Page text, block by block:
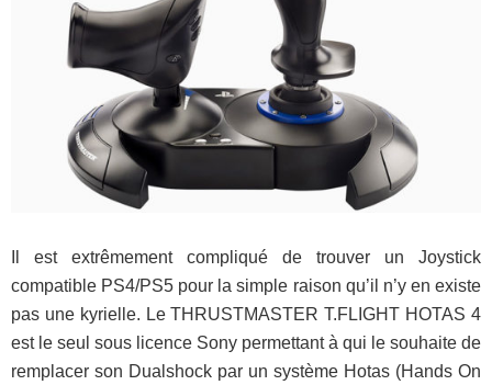
Il est extrêmement compliqué de trouver un Joystick
compatible PS4/PS5 pour la simple raison qu’il n’y en existe
pas une kyrielle. Le THRUSTMASTER T.FLIGHT HOTAS 4
est le seul sous licence Sony permettant à qui le souhaite de
remplacer son Dualshock par un système Hotas (Hands On